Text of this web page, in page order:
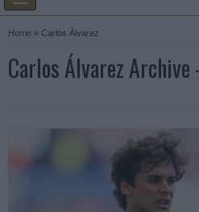
Home » Carlos Álvarez
Carlos Álvarez Archive